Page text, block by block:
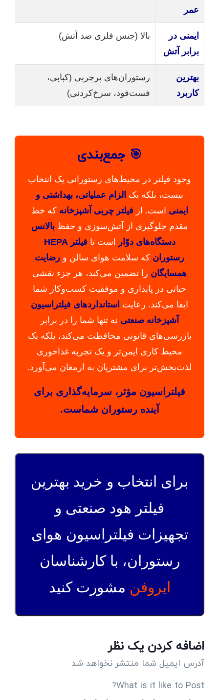
عمر
ایمنی در
برابر آتش
بالا (جنس فلزی ضد آتش)
بهترین
کاربرد
رستوران‌های پرچربی (کبابی،
فست‌فود، سرخ‌کردنی)
🎯 جمع‌بندی
وجود فیلتر در محیط‌های رستورانی یک انتخاب
نیست، بلکه یک الزام عملیاتی، بهداشتی و
ایمنی است. از فیلتر چربی آشپزخانه که خط
مقدم جلوگیری از آتش‌سوزی و حفظبالانس
دستگاه‌های دوّار
است تا
فیلتر HEPA
رستوران که سلامت هوای سالن و رضایت
همسایگان را تضمین می‌کند، هر جزء نقشی
حیاتی در پایداری و موفقیت کسب‌وکار شما
ایفا می‌کند. رعایت استانداردهای فیلتراسیون
آشپزخانه صنعتی نه تنها شما را در برابر
بازرسی‌های قانونی محافظت می‌کند، بلکه یک
محیط کاری ایمن‌تر و یک تجربه غذاخوری
لذت‌بخش‌تر برای مشتریان به ارمغان می‌آورد.
فیلتراسیون مؤثر، سرمایه‌گذاری برای
آینده رستوران شماست.
برای انتخاب و خرید بهترین
فیلتر هود صنعتی و
تجهیزات فیلتراسیون هوای
رستوران، با کارشناسان
ایروفن مشورت کنید
اضافه کردن یک نظر
آدرس ایمیل شما منتشر نخواهد شد
What is it like to Post?